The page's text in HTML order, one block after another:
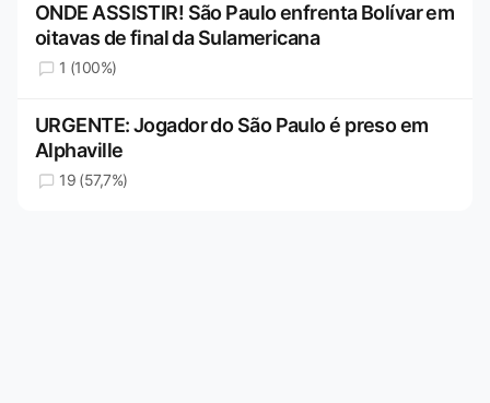
ONDE ASSISTIR! São Paulo enfrenta Bolívar em
oitavas de final da Sulamericana
1 (100%)
URGENTE: Jogador do São Paulo é preso em
Alphaville
19 (57,7%)